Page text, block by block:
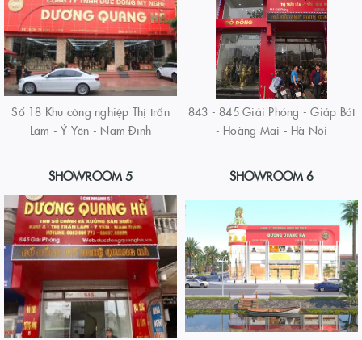
Số 18 Khu công nghiệp Thị trấn
Lâm - Ý Yên - Nam Định
843 - 845 Giải Phóng - Giáp Bát
- Hoàng Mai - Hà Nội
SHOWROOM 5 SHOWROOM 6